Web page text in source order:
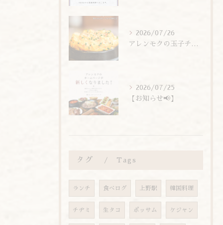
2026/07/26
アレンモクの玉子チムは、玉子を惜しまず6個分使用しています！
2026/07/25
【お知らせ📢】
タグ Tags
ランチ 食べログ 上野駅 韓国料理
チヂミ 生タコ ポッサム ケジャン